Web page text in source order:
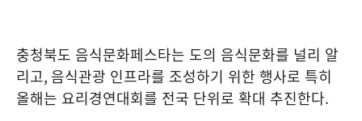
충청북도 음식문화페스타는 도의 음식문화를 널리 알
리고, 음식관광 인프라를 조성하기 위한 행사로 특히
올해는 요리경연대회를 전국 단위로 확대 추진한다.